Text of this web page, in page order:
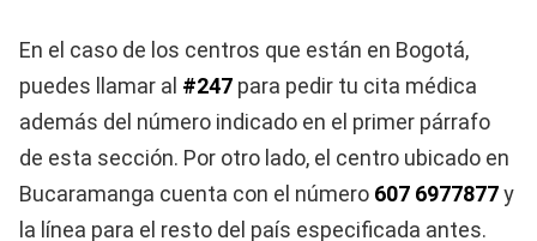
En el caso de los centros que están en Bogotá,
puedes llamar al #247 para pedir tu cita médica
además del número indicado en el primer párrafo
de esta sección. Por otro lado, el centro ubicado en
Bucaramanga cuenta con el número 607 6977877y
la línea para el resto del país especificada antes.